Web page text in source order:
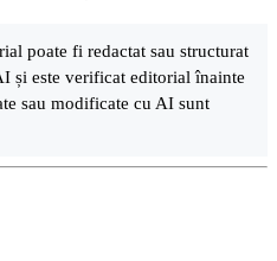
poate fi redactat sau structurat
și este verificat editorial înainte
sau modificate cu AI sunt